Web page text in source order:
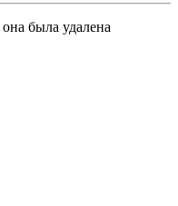
была удалена